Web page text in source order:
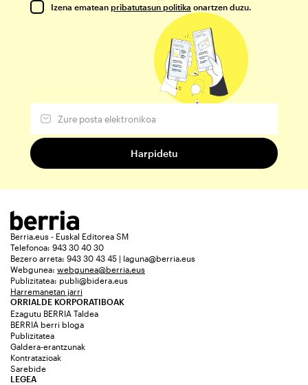
Izena ematean pribatutasun politika onartzen duzu.
Berria.eus - Euskal Editorea SM
Telefonoa: 943 30 40 30
Bezero arreta: 943 30 43 45 | laguna@berria.eus
Webgunea: webgunea@berria.eus
Publizitatea: publi@bidera.eus
Harremanetan jarri
ORRIALDE KORPORATIBOAK
Ezagutu BERRIA Taldea
BERRIA berri bloga
Publizitatea
Galdera-erantzunak
Kontratazioak
Sarebide
LEGEA